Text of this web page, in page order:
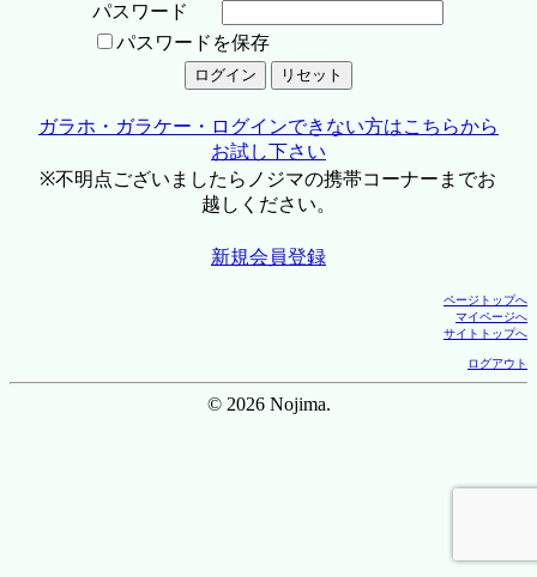
パスワード
パスワードを保存
ガラホ・ガラケー・ログインできない方はこちらから
お試し下さい
※不明点ございましたらノジマの携帯コーナーまでお
越しください。
新規会員登録
ページトップへ
マイページへ
サイトトップへ
ログアウト
© 2026 Nojima.